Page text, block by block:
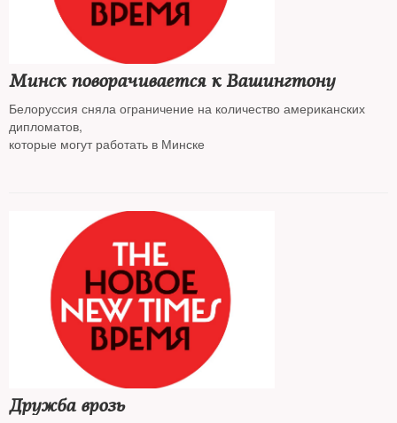
Минск поворачивается к Вашингтону
Белоруссия сняла ограничение на количество американских
дипломатов,
которые могут работать в Минске
Дружба врозь